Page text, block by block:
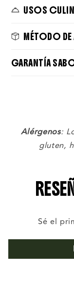
USOS
MÉTODO
GARANTÍA
Alérgenos:
gluten,
Sé el